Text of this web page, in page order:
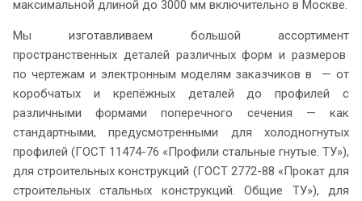
максимальной длиной до 3000 мм включительно в Москве.
Мы изготавливаем большой ассортимент
пространственных деталей различных форм и размеров
по чертежам и электронным моделям заказчиков в — от
коробчатых и крепёжных деталей до профилей с
различными формами поперечного сечения — как
стандартными, предусмотренными для холодногнутых
профилей (ГОСТ 11474-76 «Профили стальные гнутые. ТУ»),
для строительных конструкций (ГОСТ 2772-88 «Прокат для
строительных стальных конструкций. Общие ТУ»), для